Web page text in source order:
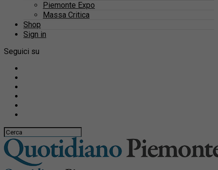
Piemonte Expo
Massa Critica
Shop
Sign in
Seguici su